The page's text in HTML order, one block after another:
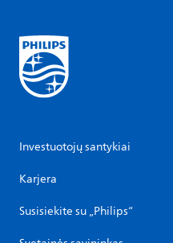
Investuotojų santykiai
Karjera
Susisiekite su „Philips“